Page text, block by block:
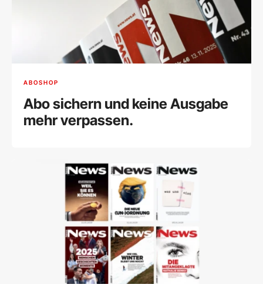
ABOSHOP
Abo sichern und keine Ausgabe
mehr verpassen.